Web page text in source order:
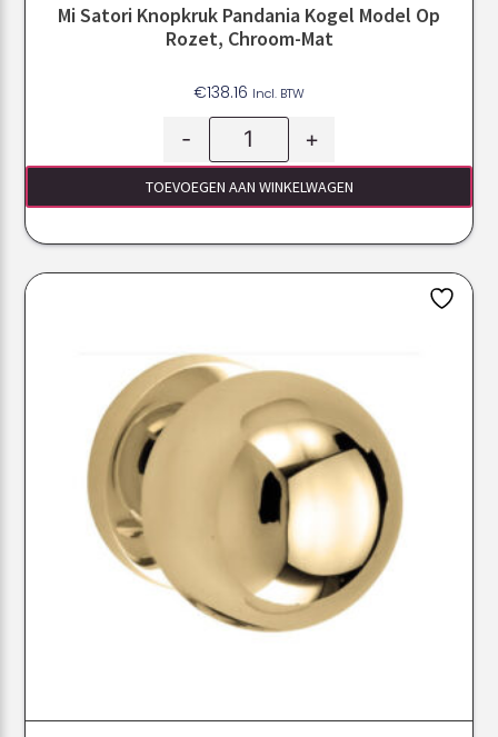
Mi Satori Knopkruk Pandania Kogel Model Op
Rozet, Chroom-Mat
€138.16 Incl. BTW
- +
TOEVOEGEN AAN WINKELWAGEN